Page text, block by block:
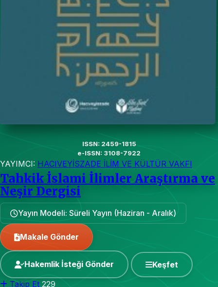
ISSN: 2459-1815
e-ISSN: 3108-7922
YAYIMCI: HACIVEYİSZADE İLİM VE KÜLTÜR VAKFI
Tahkik İslami İlimler Araştırma ve
Neşir Dergisi
Yayın Modeli: Süreli Yayın (Haziran - Aralık)
Makale Gönder
Hakemlik İsteği Gönder Keşfet
Takip Et 229